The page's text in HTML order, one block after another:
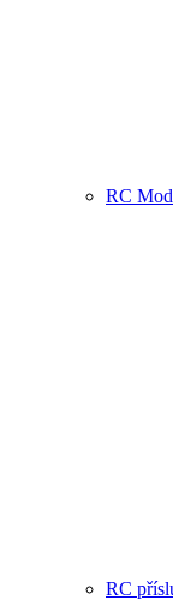
RC
RC